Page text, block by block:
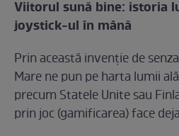
Viitorul sună bine: istoria
joystick-ul în mână
Prin această invenție de
Mare ne pun pe harta lumii
precum Statele Unite sau
prin joc (gamificarea) face